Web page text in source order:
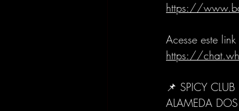
https://
Acesse este
https://
📌 SPICY CLUB
ALAMEDA